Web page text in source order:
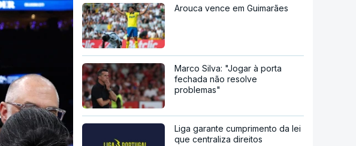
Arouca vence em Guimarães
Marco Silva: "Jogar à porta
fechada não resolve
problemas"
Liga garante cumprimento da lei
que centraliza direitos